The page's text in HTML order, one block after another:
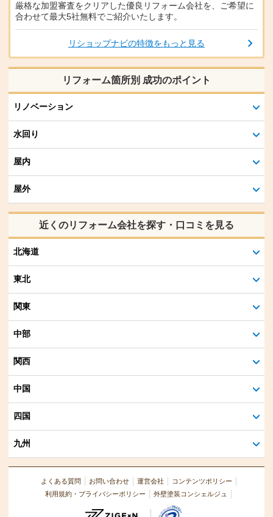
厳格な加盟審査をクリアした優良リフォーム会社を、ご希望に
合わせて最大5社無料でご紹介いたします。
リショップナビの特徴をもっと見る
リフォーム箇所別 成功のポイント
リノベーション
水回り
屋内
屋外
近くのリフォーム会社を探す・口コミを見る
北海道
東北
関東
中部
関西
中国
四国
九州
よくある質問 お問い合わせ 運営会社
コンテンツポリシー
利用規約・プライバシーポリシー
外壁塗装コンシェルジュ